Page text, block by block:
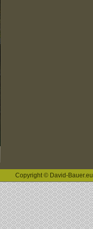
Copyright © David-Bauer.eu